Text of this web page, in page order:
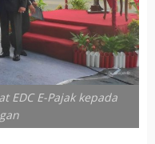
EDC E-Pajak kepada